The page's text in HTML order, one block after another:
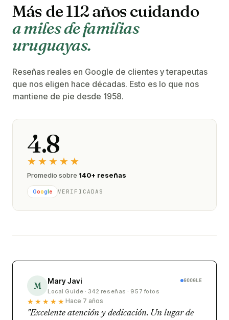
Más de 112 años cuidando
a miles de familias
uruguayas.
Reseñas reales en Google de clientes y terapeutas
que nos eligen hace décadas. Esto es lo que nos
mantiene de pie desde 1958.
4.8
★★★★★
Promedio sobre 140+ reseñas
Google VERIFICADAS
M Mary Javi
Local Guide · 342 reseñas · 957 fotos
GOOGLE
★★★★★ Hace 7 años
"Excelente atención y dedicación. Un lugar de